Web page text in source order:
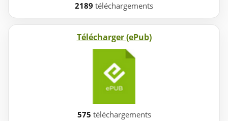
2189 téléchargements
Télécharger (ePub)
575 téléchargements